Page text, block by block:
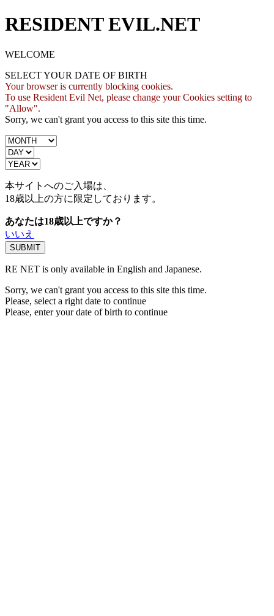
RESIDENT EVIL.NET
WELCOME
SELECT YOUR DATE OF BIRTH
Your browser is currently blocking cookies.
To use Resident Evil Net, please change your Cookies setting to
"Allow".
Sorry, we can't grant you access to this site this time.
本サイトへのご入場は、
18歳以上の方に限定しております。
あなたは18歳以上ですか？
いいえ
RE NET is only available in English and Japanese.
Sorry, we can't grant you access to this site this time.
Please, select a right date to continue
Please, enter your date of birth to continue